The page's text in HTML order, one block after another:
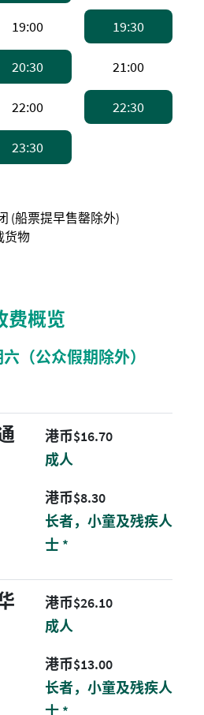
普通渡轮 。备注：普通渡轮，
19:00下午7:00，高速船
19:30下午7:30
高速船
20:30下午8:30，普通渡轮 。
21:00下午9:00
普通渡轮 。备注：普通渡轮，
22:00下午10:00，高速船
22:30下午
高速船
23:30下午11:30，普通渡轮 。
(船票提早售罄除外)
货物
费概览
（公众假期除外）
成人
港币$16.70港币 16.7 元
长者，小童及残疾人
士 *
港币$8.30港币 8.3 元
成人
港币$26.10港币 26.1 元
长者，小童及残疾人
港币$13.00港币 13 元